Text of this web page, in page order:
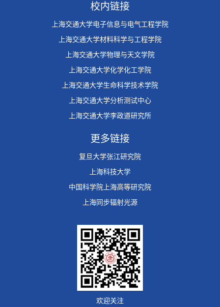
校内链接
上海交通大学电子信息与电气工程学院
上海交通大学材料科学与工程学院
上海交通大学物理与天文学院
上海交通大学化学化工学院
上海交通大学生命科学技术学院
上海交通大学分析测试中心
上海交通大学李政道研究所
更多链接
复旦大学张江研究院
上海科技大学
中国科学院上海高等研究院
上海同步辐射光源
欢迎关注